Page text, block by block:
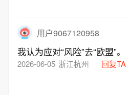
用户9067120958
我认为应对“风险”去“欧盟”。
2026-06-05 浙江杭州 回复TA